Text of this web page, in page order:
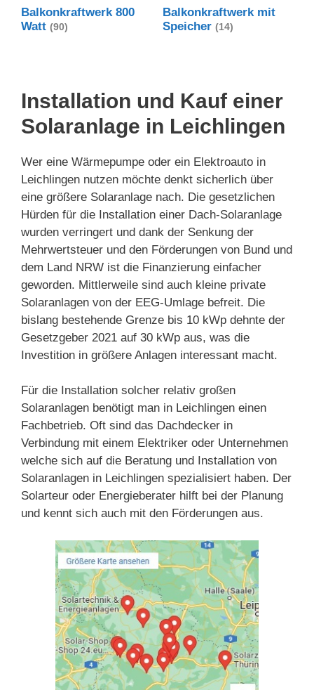
Balkonkraftwerk 800
Watt (90)
Balkonkraftwerk mit
Speicher (14)
Installation und Kauf einer
Solaranlage in Leichlingen
Wer eine Wärmepumpe oder ein Elektroauto in
Leichlingen nutzen möchte denkt sicherlich über
eine größere Solaranlage nach. Die gesetzlichen
Hürden für die Installation einer Dach-Solaranlage
wurden verringert und dank der Senkung der
Mehrwertsteuer und den Förderungen von Bund und
dem Land NRW ist die Finanzierung einfacher
geworden. Mittlerweile sind auch kleine private
Solaranlagen von der EEG-Umlage befreit. Die
bislang bestehende Grenze bis 10 kWp dehnte der
Gesetzgeber 2021 auf 30 kWp aus, was die
Investition in größere Anlagen interessant macht.
Für die Installation solcher relativ großen
Solaranlagen benötigt man in Leichlingen einen
Fachbetrieb. Oft sind das Dachdecker in
Verbindung mit einem Elektriker oder Unternehmen
welche sich auf die Beratung und Installation von
Solaranlagen in Leichlingen spezialisiert haben. Der
Solarteur oder Energieberater hilft bei der Planung
und kennt sich auch mit den Förderungen aus.